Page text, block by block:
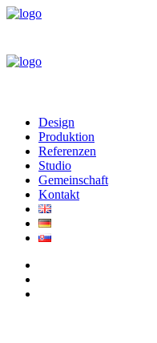
Design
Produktion
Referenzen
Studio
Gemeinschaft
Kontakt